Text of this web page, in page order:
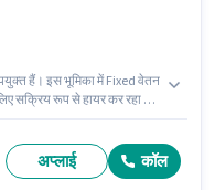
हैं। इस भूमिका में Fixed वेतन
सक्रिय रूप से हायर कर रहा है।
अप्लाई कॉल